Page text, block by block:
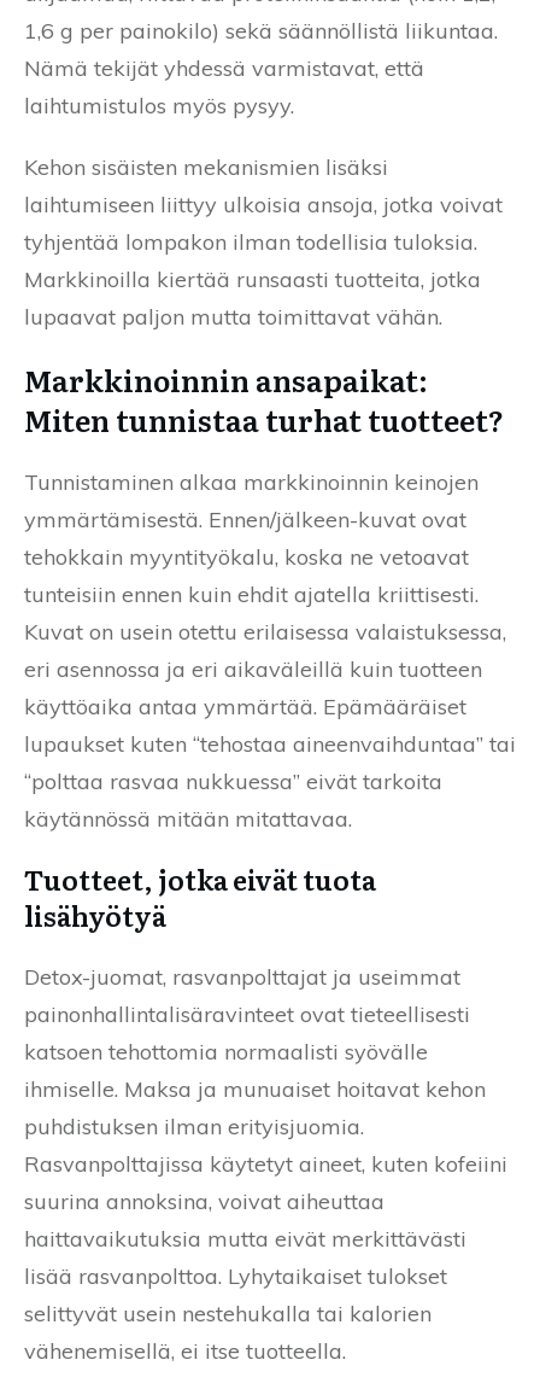
1,6 g per painokilo) sekä säännöllistä liikuntaa.
Nämä tekijät yhdessä varmistavat, että
laihtumistulos myös pysyy.
Kehon sisäisten mekanismien lisäksi
laihtumiseen liittyy ulkoisia ansoja, jotka voivat
tyhjentää lompakon ilman todellisia tuloksia.
Markkinoilla kiertää runsaasti tuotteita, jotka
lupaavat paljon mutta toimittavat vähän.
Markkinoinnin ansapaikat:
Miten tunnistaa turhat tuotteet?
Tunnistaminen alkaa markkinoinnin keinojen
ymmärtämisestä. Ennen/jälkeen-kuvat ovat
tehokkain myyntityökalu, koska ne vetoavat
tunteisiin ennen kuin ehdit ajatella kriittisesti.
Kuvat on usein otettu erilaisessa valaistuksessa,
eri asennossa ja eri aikaväleillä kuin tuotteen
käyttöaika antaa ymmärtää. Epämääräiset
lupaukset kuten “tehostaa aineenvaihduntaa” tai
“polttaa rasvaa nukkuessa” eivät tarkoita
käytännössä mitään mitattavaa.
Tuotteet, jotka eivät tuota
lisähyötyä
Detox-juomat, rasvanpolttajat ja useimmat
painonhallintalisäravinteet ovat tieteellisesti
katsoen tehottomia normaalisti syövälle
ihmiselle. Maksa ja munuaiset hoitavat kehon
puhdistuksen ilman erityisjuomia.
Rasvanpolttajissa käytetyt aineet, kuten kofeiini
suurina annoksina, voivat aiheuttaa
haittavaikutuksia mutta eivät merkittävästi
lisää rasvanpolttoa. Lyhytaikaiset tulokset
selittyvät usein nestehukalla tai kalorien
vähenemisellä, ei itse tuotteella.